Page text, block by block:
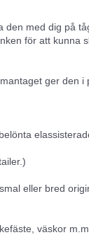
med dig på
för att kunna
ger den i
eller bred
väskor